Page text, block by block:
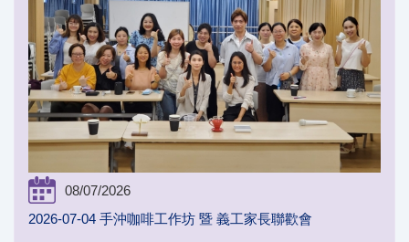
08/07/2026
2026-07-04 手沖咖啡工作坊 暨 義工家長聯歡會